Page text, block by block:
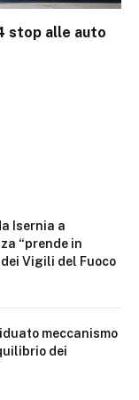
stop alle auto
Isernia a
“prende in
Vigili del Fuoco
meccanismo
dei